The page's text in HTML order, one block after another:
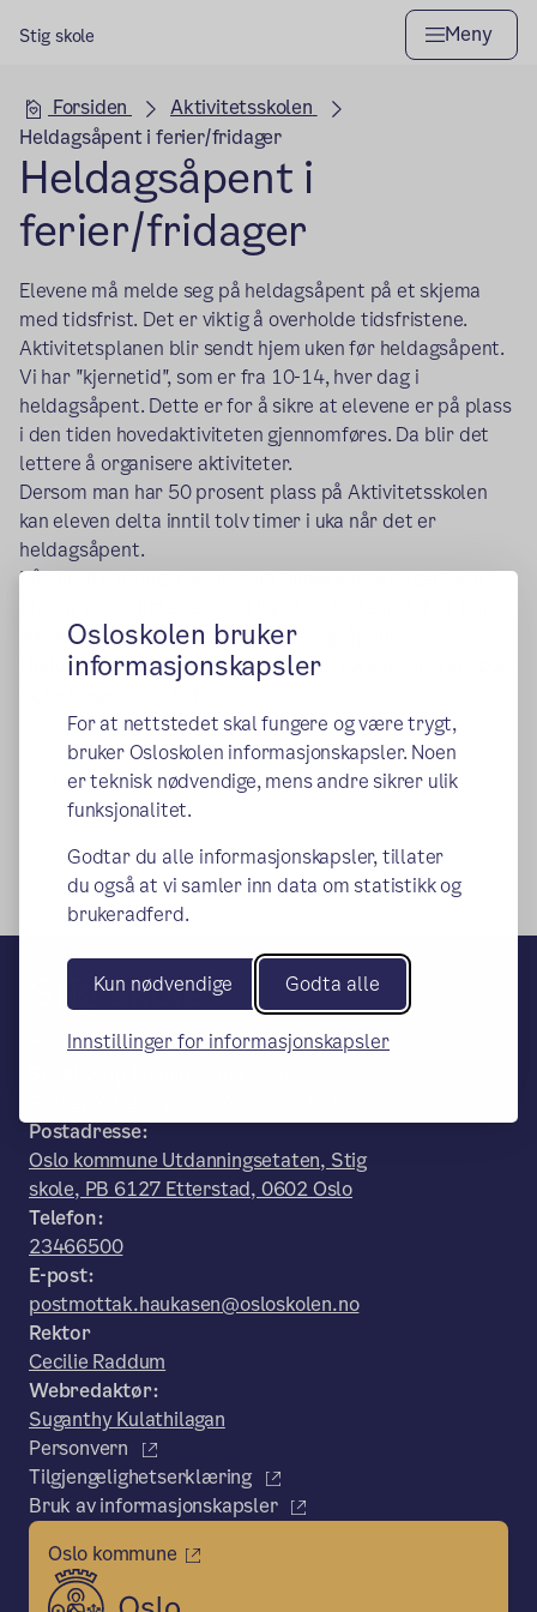
Osloskolen bruker
informasjonskapsler
For at nettstedet skal fungere og være trygt,
bruker Osloskolen informasjonskapsler. Noen
er teknisk nødvendige, mens andre sikrer ulik
funksjonalitet.
Godtar du alle informasjonskapsler, tillater
du også at vi samler inn data om statistikk og
brukeradferd.
Kun nødvendige Godta alle
Innstillinger for informasjonskapsler
Stig skole Meny
Hovedseksjon
Forsiden
Aktivitetsskolen
Heldagsåpent i ferier/fridager
Heldagsåpent i
ferier/fridager
Elevene må melde seg på heldagsåpent på et skjema
med tidsfrist. Det er viktig å overholde tidsfristene.
Aktivitetsplanen blir sendt hjem uken før heldagsåpent.
Vi har "kjernetid", som er fra 10-14, hver dag i
heldagsåpent. Dette er for å sikre at elevene er på plass
i den tiden hovedaktiviteten gjennomføres. Da blir det
lettere å organisere aktiviteter.
Dersom man har 50 prosent plass på Aktivitetsskolen
kan eleven delta inntil tolv timer i uka når det er
heldagsåpent.
På enkelte fridager, kjent som "inneklemte dager", kan
ikke kjøpes ytterligere plass i heldagsåpent.
I heldagsåpent er det foresatte som sørger for transport
Publisert:27.03.2018
Stig skole
– en del av Osloskolen
Postadresse:
Oslo kommune Utdanningsetaten, Stig
skole, PB 6127 Etterstad, 0602 Oslo
Telefon:
23466500
E-post:
postmottak.haukasen@osloskolen.no
Rektor
Cecilie Raddum
Webredaktør:
Suganthy Kulathilagan
Personvern
Tilgjengelighetserklæring
Bruk av informasjonskapsler
Oslo kommune